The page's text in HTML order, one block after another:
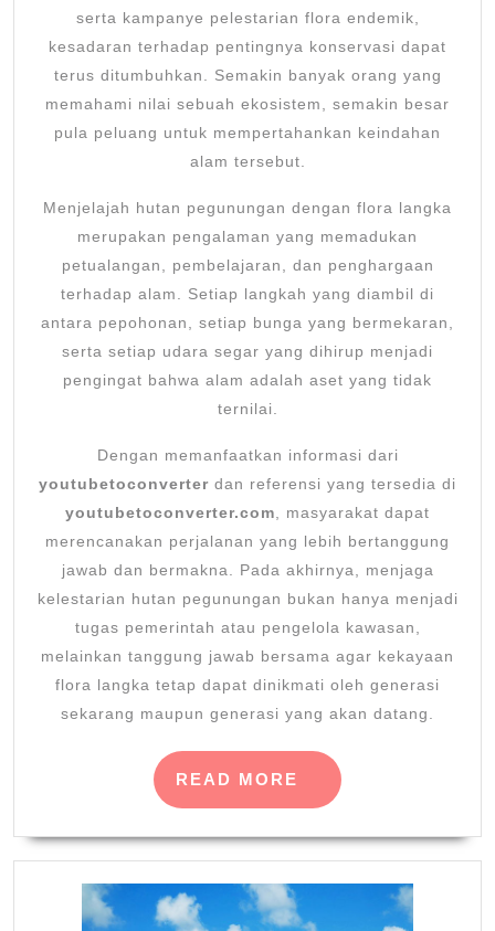
serta kampanye pelestarian flora endemik,
kesadaran terhadap pentingnya konservasi dapat
terus ditumbuhkan. Semakin banyak orang yang
memahami nilai sebuah ekosistem, semakin besar
pula peluang untuk mempertahankan keindahan
alam tersebut.
Menjelajah hutan pegunungan dengan flora langka
merupakan pengalaman yang memadukan
petualangan, pembelajaran, dan penghargaan
terhadap alam. Setiap langkah yang diambil di
antara pepohonan, setiap bunga yang bermekaran,
serta setiap udara segar yang dihirup menjadi
pengingat bahwa alam adalah aset yang tidak
ternilai.
Dengan memanfaatkan informasi dari
youtubetoconverter dan referensi yang tersedia di
youtubetoconverter.com , masyarakat dapat
merencanakan perjalanan yang lebih bertanggung
jawab dan bermakna. Pada akhirnya, menjaga
kelestarian hutan pegunungan bukan hanya menjadi
tugas pemerintah atau pengelola kawasan,
melainkan tanggung jawab bersama agar kekayaan
flora langka tetap dapat dinikmati oleh generasi
sekarang maupun generasi yang akan datang.
READ MORE
READ
MORE